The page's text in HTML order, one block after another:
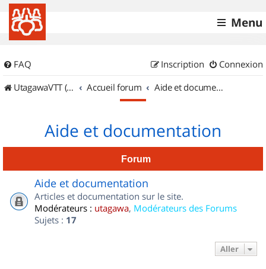
Menu
FAQ Connexion
Inscription
UtagawaVTT (Randos VTT et VTTAE avec traces GPS)
Accueil forum Aide et documentation
Aide et documentation
Forum
Aide et documentation
Articles et documentation sur le site.
Modérateurs : utagawa, Modérateurs des Forums
Sujets : 17
Aller